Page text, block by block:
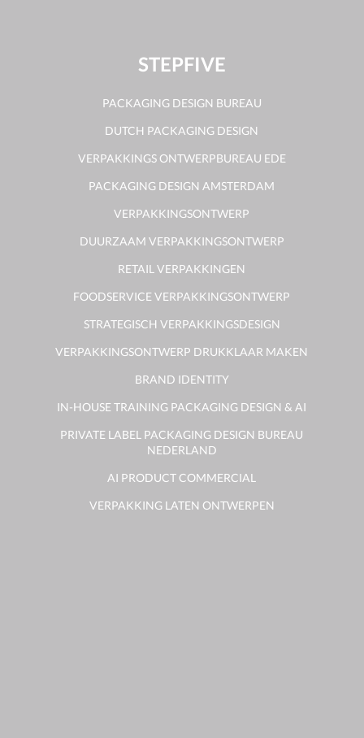
STEPFIVE
PACKAGING DESIGN BUREAU
DUTCH PACKAGING DESIGN
VERPAKKINGS ONTWERPBUREAU EDE
PACKAGING DESIGN AMSTERDAM
VERPAKKINGSONTWERP
DUURZAAM VERPAKKINGSONTWERP
RETAIL VERPAKKINGEN
FOODSERVICE VERPAKKINGSONTWERP
STRATEGISCH VERPAKKINGSDESIGN
VERPAKKINGSONTWERP DRUKKLAAR MAKEN
BRAND IDENTITY
IN-HOUSE TRAINING PACKAGING DESIGN & AI
PRIVATE LABEL PACKAGING DESIGN BUREAU
NEDERLAND
AI PRODUCT COMMERCIAL
VERPAKKING LATEN ONTWERPEN